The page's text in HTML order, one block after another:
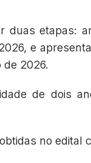
duas etapas:
e
de 2026.
de dois
no edital